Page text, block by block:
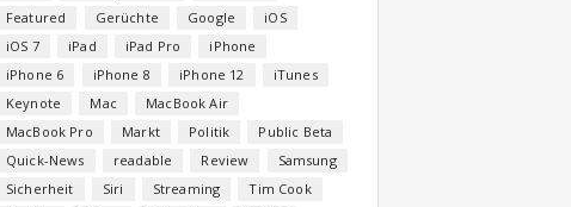
Featured
Gerüchte Google
iOS
iOS 7
iPad iPad Pro
iPhone
iPhone 6
iPhone 8 iPhone 12
iTunes
Keynote
Mac
MacBook Air
MacBook Pro
Markt Politik
Public Beta
Quick-News
readable Review
Samsung
Sicherheit
Siri Streaming
Tim Cook